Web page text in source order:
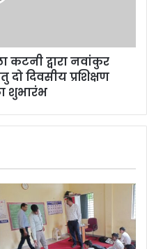
द्वारा नवांकुर
दो दिवसीय प्रशिक्षण
शुभारंभ